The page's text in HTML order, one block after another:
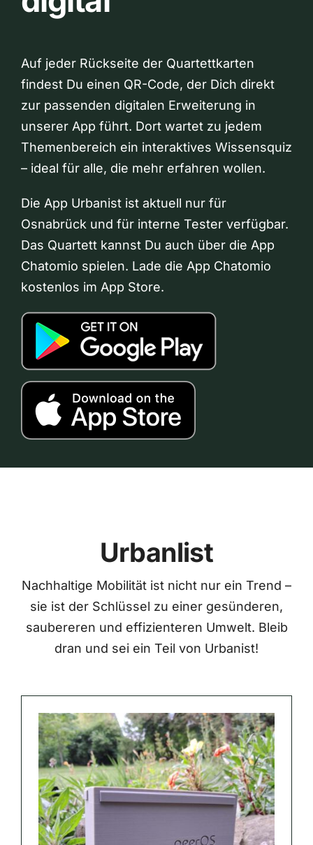
Auf jeder Rückseite der Quartettkarten
findest Du einen QR-Code, der Dich direkt
zur passenden digitalen Erweiterung in
unserer App führt. Dort wartet zu jedem
Themenbereich ein interaktives Wissensquiz
– ideal für alle, die mehr erfahren wollen.
Die App Urbanist ist aktuell nur für
Osnabrück und für interne Tester verfügbar.
Das Quartett kannst Du auch über die App
Chatomio spielen. Lade die App Chatomio
kostenlos im App Store.
Urbanlist
Nachhaltige Mobilität ist nicht nur ein Trend –
sie ist der Schlüssel zu einer gesünderen,
saubereren und effizienteren Umwelt. Bleib
dran und sei ein Teil von Urbanist!